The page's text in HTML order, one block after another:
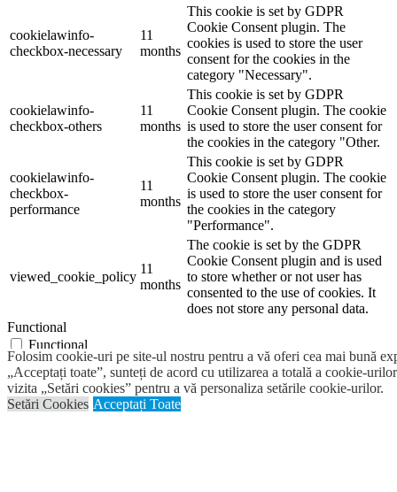
Folosim cookie-uri pe site-ul nostru pentru a vă oferi cea mai bună
„Acceptați toate”, sunteți de acord cu utilizarea a totală a cookie-
vizita „Setări cookies” pentru a vă personaliza setările cookie-urilor.
Setări Cookies Acceptați Toate
cookielawinfo-
checkbox-necessary
11
months
This cookie is set by GDPR
Cookie Consent plugin. The
cookies is used to store the user
consent for the cookies in the
category "Necessary".
cookielawinfo-
checkbox-others
11
months
This cookie is set by GDPR
Cookie Consent plugin. The cookie
is used to store the user consent for
the cookies in the category "Other.
cookielawinfo-
checkbox-
performance
11
months
This cookie is set by GDPR
Cookie Consent plugin. The cookie
is used to store the user consent for
the cookies in the category
"Performance".
viewed_cookie_policy
11
months
The cookie is set by the GDPR
Cookie Consent plugin and is used
to store whether or not user has
consented to the use of cookies. It
does not store any personal data.
Functional
Functional
Functional cookies help to perform certain functionalities like
sharing the content of the website on social media platforms, collect
feedbacks, and other third-party features.
Performance